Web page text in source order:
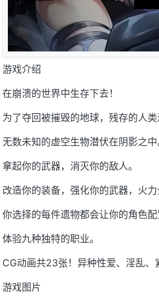
游戏介绍
在崩溃的世界中生存下去！
为了夺回被摧毁的地球，残存的人类
无数未知的虚空生物潜伏在阴影之中
拿起你的武器，消灭你的敌人。
改造你的装备，强化你的武器，火力
你选择的每件遗物都会让你的角色配
体验九种独特的职业。
CG动画共23张！异种性爱、淫乱
游戏图片